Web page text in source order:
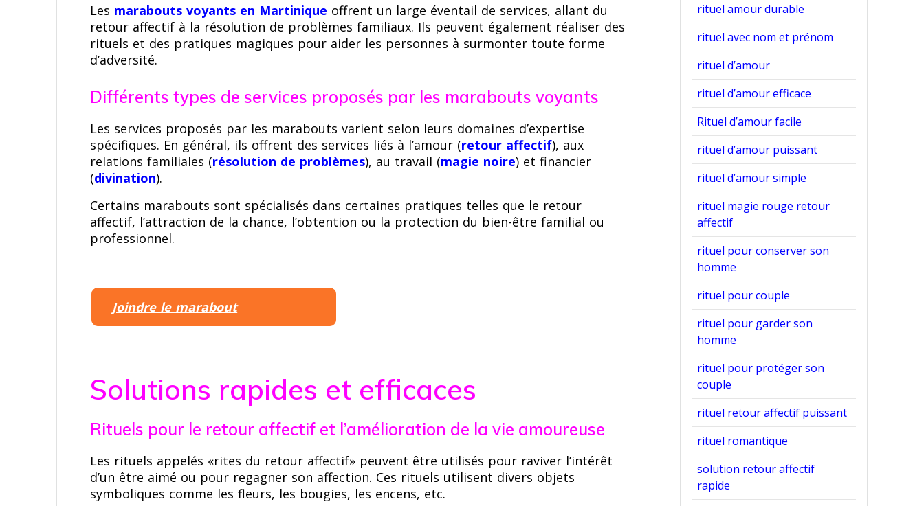
Les marabouts voyants en Martinique offrent un large éventail de services, allant du
retour affectif à la résolution de problèmes familiaux. Ils peuvent également réaliser des
rituels et des pratiques magiques pour aider les personnes à surmonter toute forme
d’adversité.
Différents types de services proposés par les marabouts voyants
Les services proposés par les marabouts varient selon leurs domaines d’expertise
spécifiques. En général, ils offrent des services liés à l’amour (retour affectif), aux
relations familiales (résolution de problèmes), au travail (magie noire) et financier
(divination).
Certains marabouts sont spécialisés dans certaines pratiques telles que le retour
affectif, l’attraction de la chance, l’obtention ou la protection du bien-être familial ou
professionnel.
Joindre le marabout
Solutions rapides et efficaces
Rituels pour le retour affectif et l’amélioration de la vie amoureuse
Les rituels appelés «rites du retour affectif» peuvent être utilisés pour raviver l’intérêt
d’un être aimé ou pour regagner son affection. Ces rituels utilisent divers objets
symboliques comme les fleurs, les bougies, les encens, etc.
rituel amour durable
rituel avec nom et prénom
rituel d’amour
rituel d’amour efficace
Rituel d’amour facile
rituel d’amour puissant
rituel d’amour simple
rituel magie rouge retour
affectif
rituel pour conserver son
homme
rituel pour couple
rituel pour garder son
homme
rituel pour protéger son
couple
rituel retour affectif puissant
rituel romantique
solution retour affectif
rapide